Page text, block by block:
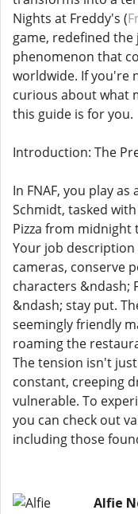
Nights at Freddy's (
game, redefined
phenomenon that
worldwide. If you're
curious about what
this guide is for you.
Introduction: The
In FNAF, you play
Schmidt, tasked
Pizza from midnight
Your job
cameras, conserve
characters &ndash;
&ndash; stay put.
seemingly friendly
roaming the
The tension isn't
constant, creeping
vulnerable. To
you can check out
including those
Alfie